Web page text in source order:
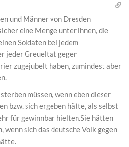
und Männer von Dresden
eine Menge unter ihnen, die
Soldaten bei jedem
jeder Greueltat gegen
zugejubelt haben, zumindest aber
müssen, wenn eben dieser
bzw. sich ergeben hätte, als selbst
für gewinnbar hielten.Sie hätten
wenn sich das deutsche Volk gegen